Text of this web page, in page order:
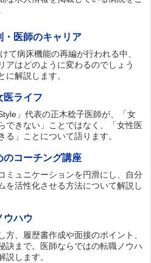
・医師のキャリア
て病床機能の再編が行われる中、
アはどのように変わるのでしょう
に解説します。
医ライフ
Style」代表の正木稔子医師が、「女
できない」ことではなく、「女性医
る」ことについて語ります。
のコーチング講座
ミュニケーションを円滑にし、自分
を活性化させる方法について解説し
ウハウ
方、履歴書作成や面接のポイント、
訣まで。医師ならではの転職ノウハ
説します。